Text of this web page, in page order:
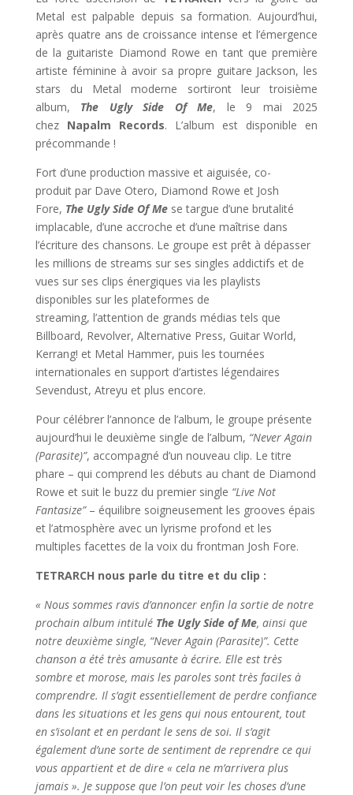
Metal est palpable depuis sa formation. Aujourd’hui,
après quatre ans de croissance intense et l’émergence
de la guitariste Diamond Rowe en tant que première
artiste féminine à avoir sa propre guitare Jackson, les
stars du Metal moderne sortiront leur troisième
album, The Ugly Side Of Me, le 9 mai 2025
chez Napalm Records. L’album est disponible en
précommande !
Fort d’une production massive et aiguisée, co-
produit par Dave Otero, Diamond Rowe et Josh
Fore, The Ugly Side Of Mese targue d’une brutalité
implacable, d’une accroche et d’une maîtrise dans
l’écriture des chansons. Le groupe est prêt à dépasser
les millions de streams sur ses singles addictifs et de
vues sur ses clips énergiques via les playlists
disponibles sur les plateformes de
streaming, l’attention de grands médias tels que
Billboard, Revolver, Alternative Press, Guitar World,
Kerrang! et Metal Hammer, puis les tournées
internationales en support d’artistes légendaires
Sevendust, Atreyu et plus encore.
Pour célébrer l’annonce de l’album, le groupe présente
aujourd’hui le deuxième single de l’album, “Never Again
(Parasite)”, accompagné d’un nouveau clip. Le titre
phare – qui comprend les débuts au chant de Diamond
Rowe et suit le buzz du premier single “Live Not
Fantasize”– équilibre soigneusement les grooves épais
et l’atmosphère avec un lyrisme profond et les
multiples facettes de la voix du frontman Josh Fore.
TETRARCH nous parle du titre et du clip :
« Nous sommes ravis d’annoncer enfin la sortie de notre
prochain album intitulé The Ugly Side of Me, ainsi que
notre deuxième single, “Never Again (Parasite)”. Cette
chanson a été très amusante à écrire. Elle est très
sombre et morose, mais les paroles sont très faciles à
comprendre. Il s’agit essentiellement de perdre confiance
dans les situations et les gens qui nous entourent, tout
en s’isolant et en perdant le sens de soi. Il s’agit
également d’une sorte de sentiment de reprendre ce qui
vous appartient et de dire « cela ne m’arrivera plus
jamais ». Je suppose que l’on peut voir les choses d’une